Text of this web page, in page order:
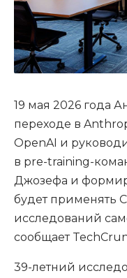
19 мая 2026 года
переходе в
OpenAI и
в pre-training-
Джозефа и
будет применять
исследований
сообщает
39-летний